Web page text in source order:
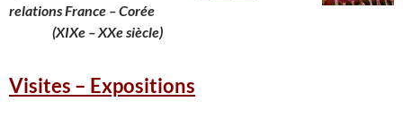
relations France – Corée
(XIXe – XXe siècle)
Visites – Expositions